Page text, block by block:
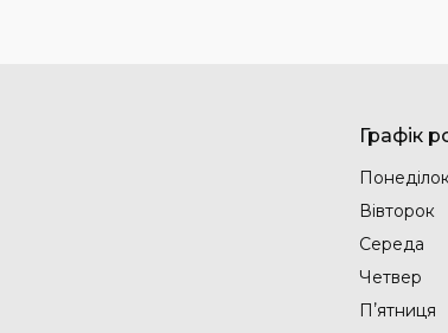
Графік
Вівторок
Середа
Четвер
Пʼятниця